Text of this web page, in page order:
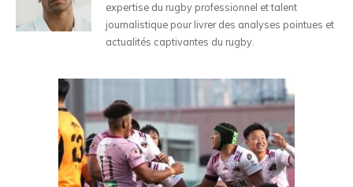
expertise du rugby professionnel et talent
journalistique pour livrer des analyses pointues et
actualités captivantes du rugby.